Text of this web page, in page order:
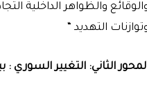
والظواهر الداخلية
التهديد “
الثاني: التغيير